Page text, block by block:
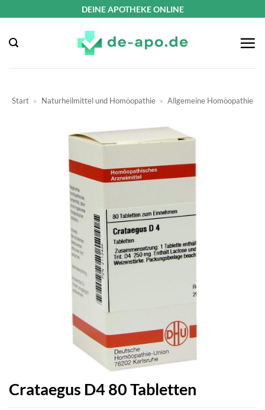
springen
DEINE APOTHEKE ONLINE
Start » Naturheilmittel und Homöopathie » Allgemeine Homöopathie
Crataegus D4 80 Tabletten